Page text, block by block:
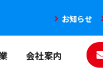
お知らせ
会社案内